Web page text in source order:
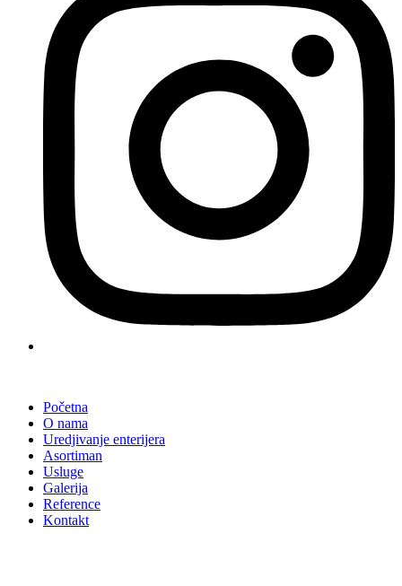
Početna
O nama
Uredjivanje enterijera
Asortiman
Usluge
Galerija
Reference
Kontakt